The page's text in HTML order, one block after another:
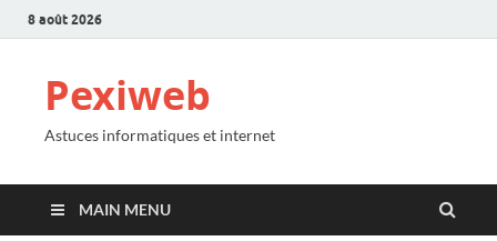
8 août 2026
Pexiweb
Astuces informatiques et internet
MAIN MENU